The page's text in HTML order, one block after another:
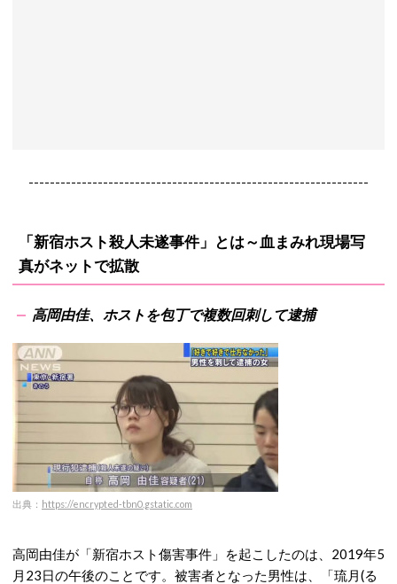
----------------------------------------------------------------
「新宿ホスト殺人未遂事件」とは～血まみれ現場写
真がネットで拡散
高岡由佳、ホストを包丁で複数回刺して逮捕
出典： https://encrypted-tbn0.gstatic.com
高岡由佳が「新宿ホスト傷害事件」を起こしたのは、2019年5
月23日の午後のことです。被害者となった男性は、「琉月(る